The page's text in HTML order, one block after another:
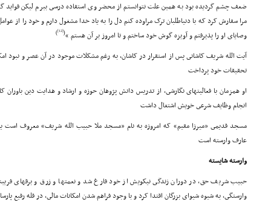
ضعف چشم گردیده بود به همین علت نتوانستم از محضر وى استفاده درسى ببرم لیکن
مرا سفارش کرد که با دنیاطلبان ترک مراوده کنم دل را به یاد خدا مشغول دارم و خود را از
وصایاى او را پذیرفتم و آویزه گوش خود ساختم و تا امروز بر آن هستم »(
[12]
)
آیت الله شریف کاشانى پس از استقرار در کاشان، به رغم مشکلات موجود در آن عصر و نبود
تحقیقات خود پرداخت
او همزمان با فعالیتهاى نگارشى، از تدریس دانش پژوهان حوزه و ارشاد و هدایت دین
انجام وظایف شرعى خویش اشتغال داشت
مسجد قدیمى «میرزا مقیم» که امروزه به نام «مسجد ملا حبیب الله شریف» معروف است
عارف وارسته است
وارسته شایسته
حبیب شریف حق، در دوران زندگى نیکویش از خود فارغ شد و نعمتها و زرق و برقهاى
وارستگى، به شیوه شیواى بزرگان اقتدا کرد و با وجود فراهم شدن امکانات مالى، در قله رفیع